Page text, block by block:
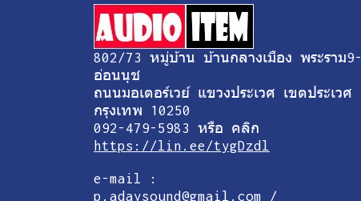
802/73 หมู่บ้าน บ้านกลางเมือง พระราม9-
อ่อนนุช
ถนนมอเตอร์เวย์ แขวงประเวศ เขตประเวศ
กรุงเทพ 10250
092-479-5983 หรือ คลิก
https://lin.ee/tygDzdl
e-mail :
p.adaysound@gmail.com /